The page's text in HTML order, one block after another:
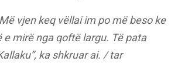
vjen keq vëllai im po më beso ke
e mirë nga qoftë largu. Të pata
ka shkruar ai. / tar